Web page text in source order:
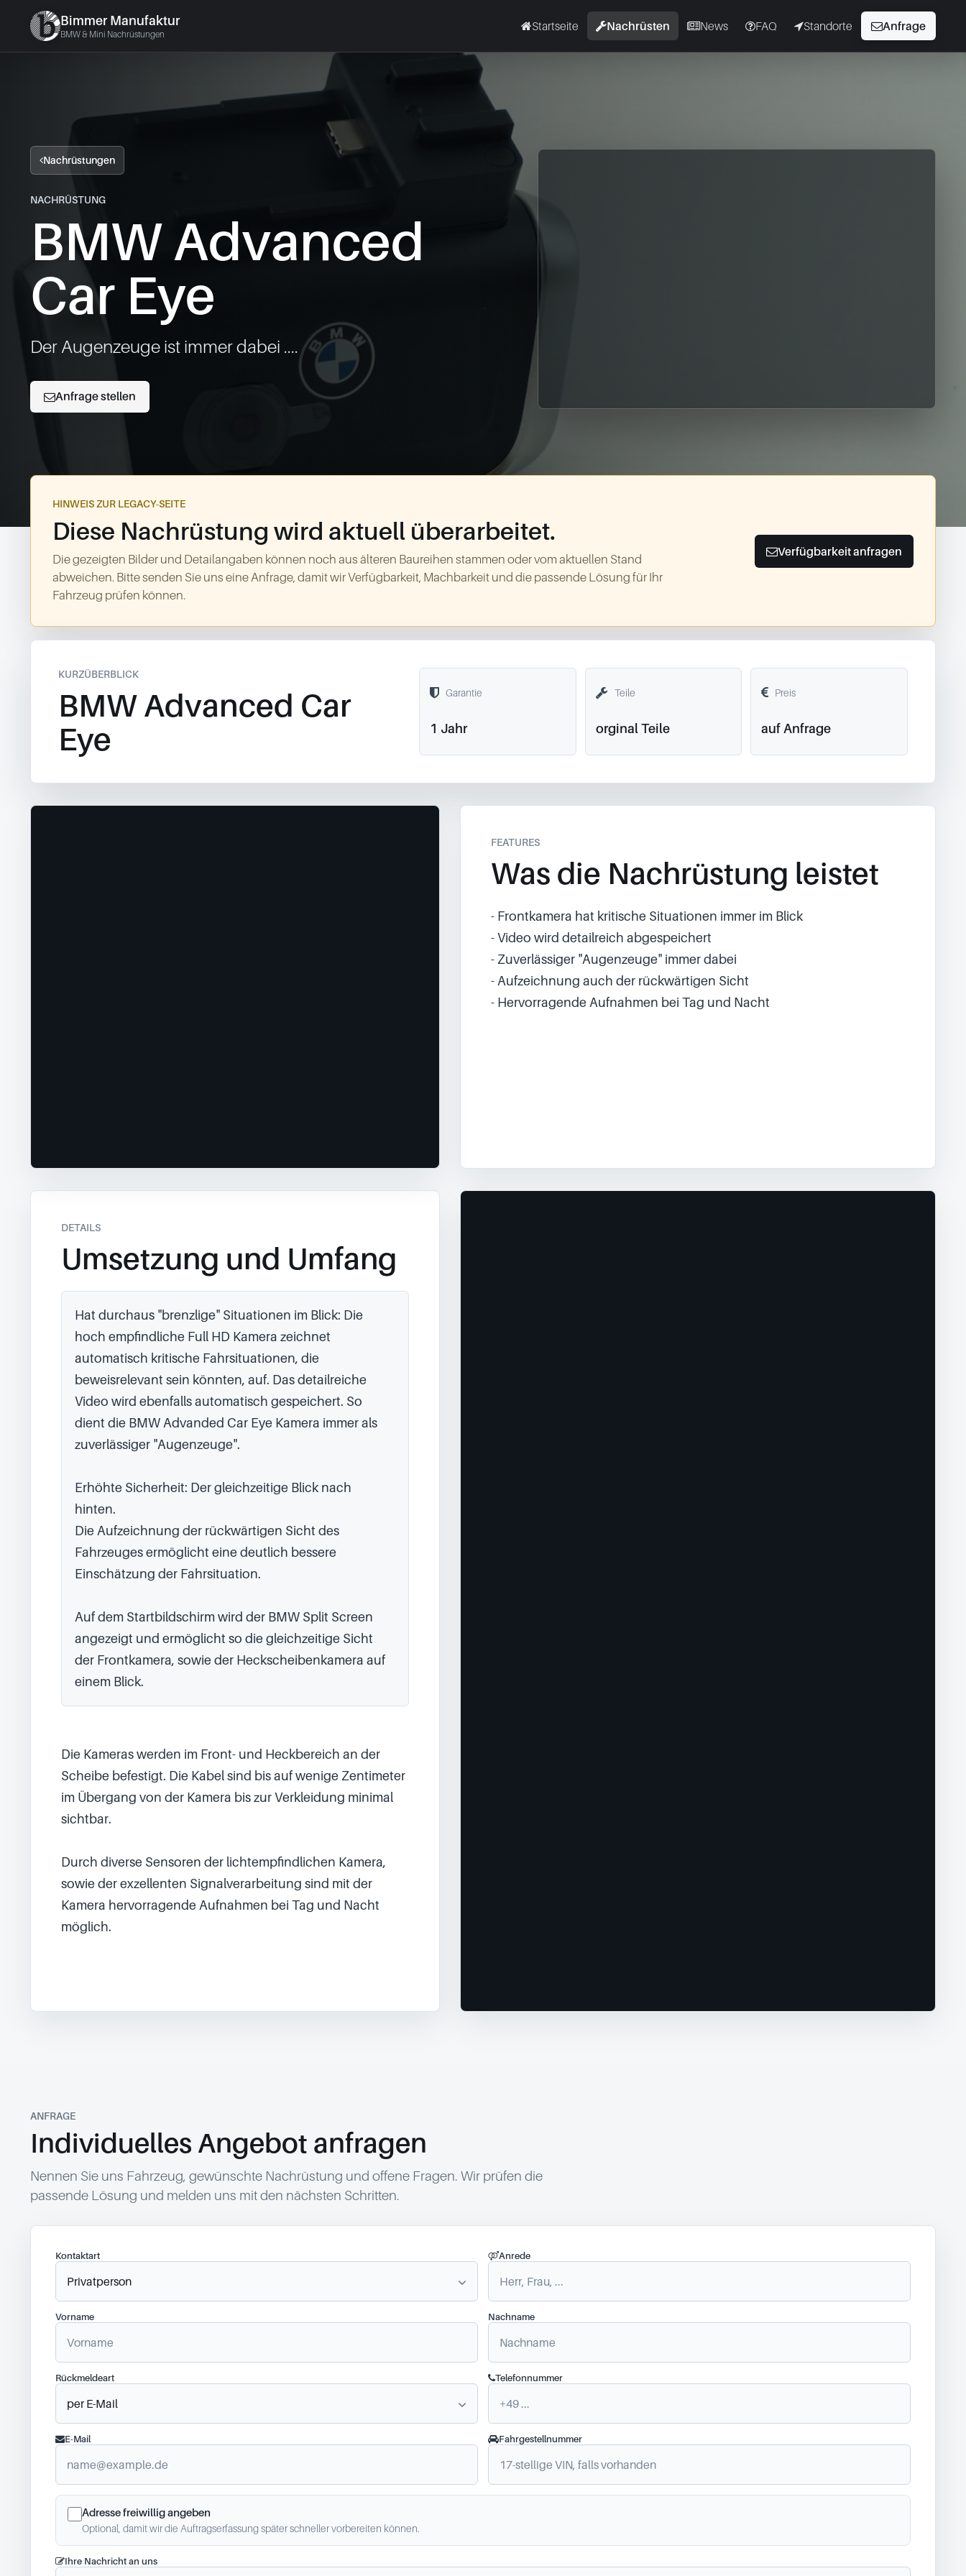
Bimmer Manufaktur
BMW & Mini Nachrüstungen
Startseite Nachrüsten News FAQ Standorte Anfrage
Nachrüstungen
NACHRÜSTUNG
BMW Advanced
Car Eye
Der Augenzeuge ist immer dabei ....
Anfrage stellen
HINWEIS ZUR LEGACY-SEITE
Diese Nachrüstung wird aktuell überarbeitet.
Die gezeigten Bilder und Detailangaben können noch aus älteren Baureihen stammen oder vom aktuellen Stand
abweichen. Bitte senden Sie uns eine Anfrage, damit wir Verfügbarkeit, Machbarkeit und die passende Lösung für Ihr
Fahrzeug prüfen können.
Verfügbarkeit anfragen
KURZÜBERBLICK
BMW Advanced Car
Eye
Garantie
1 Jahr
Teile
orginal Teile
Preis
auf Anfrage
FEATURES
Was die Nachrüstung leistet
- Frontkamera hat kritische Situationen immer im Blick
- Video wird detailreich abgespeichert
- Zuverlässiger "Augenzeuge" immer dabei
- Aufzeichnung auch der rückwärtigen Sicht
- Hervorragende Aufnahmen bei Tag und Nacht
DETAILS
Umsetzung und Umfang
Hat durchaus "brenzlige" Situationen im Blick: Die
hoch empfindliche Full HD Kamera zeichnet
automatisch kritische Fahrsituationen, die
beweisrelevant sein könnten, auf. Das detailreiche
Video wird ebenfalls automatisch gespeichert. So
dient die BMW Advanded Car Eye Kamera immer als
zuverlässiger "Augenzeuge".
Erhöhte Sicherheit: Der gleichzeitige Blick nach
hinten.
Die Aufzeichnung der rückwärtigen Sicht des
Fahrzeuges ermöglicht eine deutlich bessere
Einschätzung der Fahrsituation.
Auf dem Startbildschirm wird der BMW Split Screen
angezeigt und ermöglicht so die gleichzeitige Sicht
der Frontkamera, sowie der Heckscheibenkamera auf
einem Blick.
Die Kameras werden im Front- und Heckbereich an der
Scheibe befestigt. Die Kabel sind bis auf wenige Zentimeter
im Übergang von der Kamera bis zur Verkleidung minimal
sichtbar.
Durch diverse Sensoren der lichtempfindlichen Kamera,
sowie der exzellenten Signalverarbeitung sind mit der
Kamera hervorragende Aufnahmen bei Tag und Nacht
möglich.
ANFRAGE
Individuelles Angebot anfragen
Nennen Sie uns Fahrzeug, gewünschte Nachrüstung und offene Fragen. Wir prüfen die
passende Lösung und melden uns mit den nächsten Schritten.
Kontaktart Anrede
Vorname Nachname
Rückmeldeart Telefonnummer
E-Mail Fahrgestellnummer
Adresse freiwillig angeben
Optional, damit wir die Auftragserfassung später schneller vorbereiten können.
Ihre Nachricht an uns